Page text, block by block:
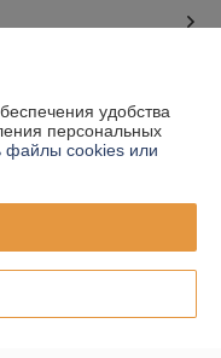
удобства
персональных
файлы cookies или